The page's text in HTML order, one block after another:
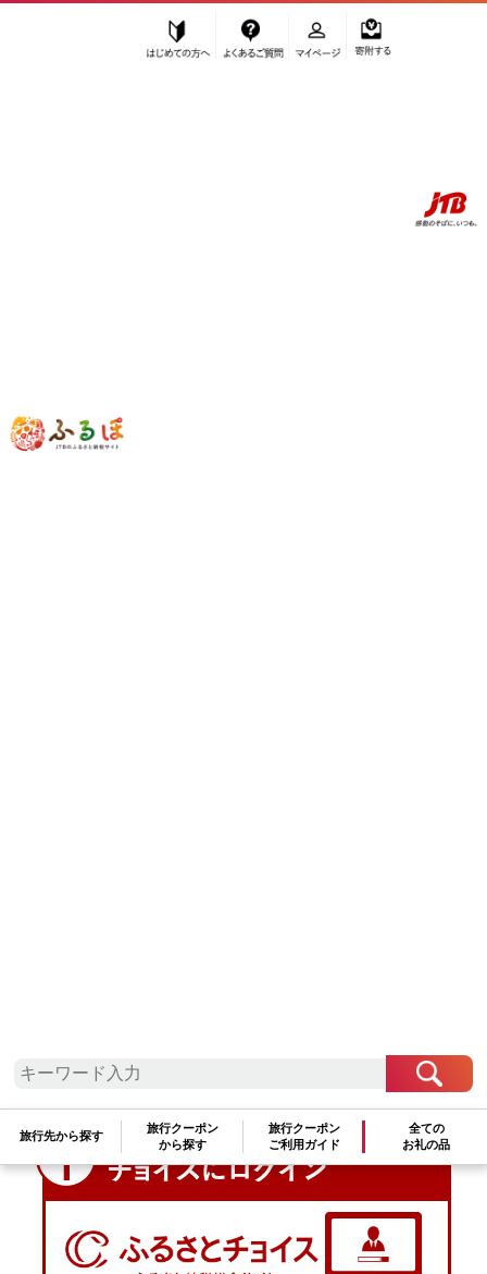
ふるぽ JTBのふるさと納税サイト
旅行先から探す
旅行クーポン
から探す
旅行クーポン
ご利用ガイド
全ての
お礼の品
3つのステップで簡単ポイント移行！